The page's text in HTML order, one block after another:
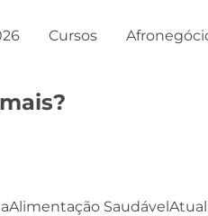
Cursos
Alimentação Saudável